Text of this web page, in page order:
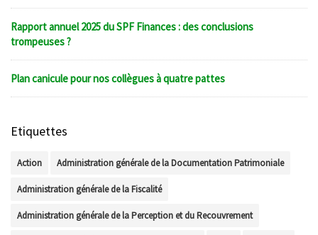
Rapport annuel 2025 du SPF Finances : des conclusions
trompeuses ?
Plan canicule pour nos collègues à quatre pattes
Etiquettes
Action Administration générale de la Documentation Patrimoniale
Administration générale de la Fiscalité
Administration générale de la Perception et du Recouvrement